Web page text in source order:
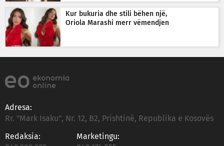
Kur bukuria dhe stili bëhen një,
Oriola Marashi merr vëmendjen
Adresa:
Rr. "Mark Isaku", Nr. 12, B2, Prishtinë, Republika e Kosovës
Redaksia:
Marketingu: